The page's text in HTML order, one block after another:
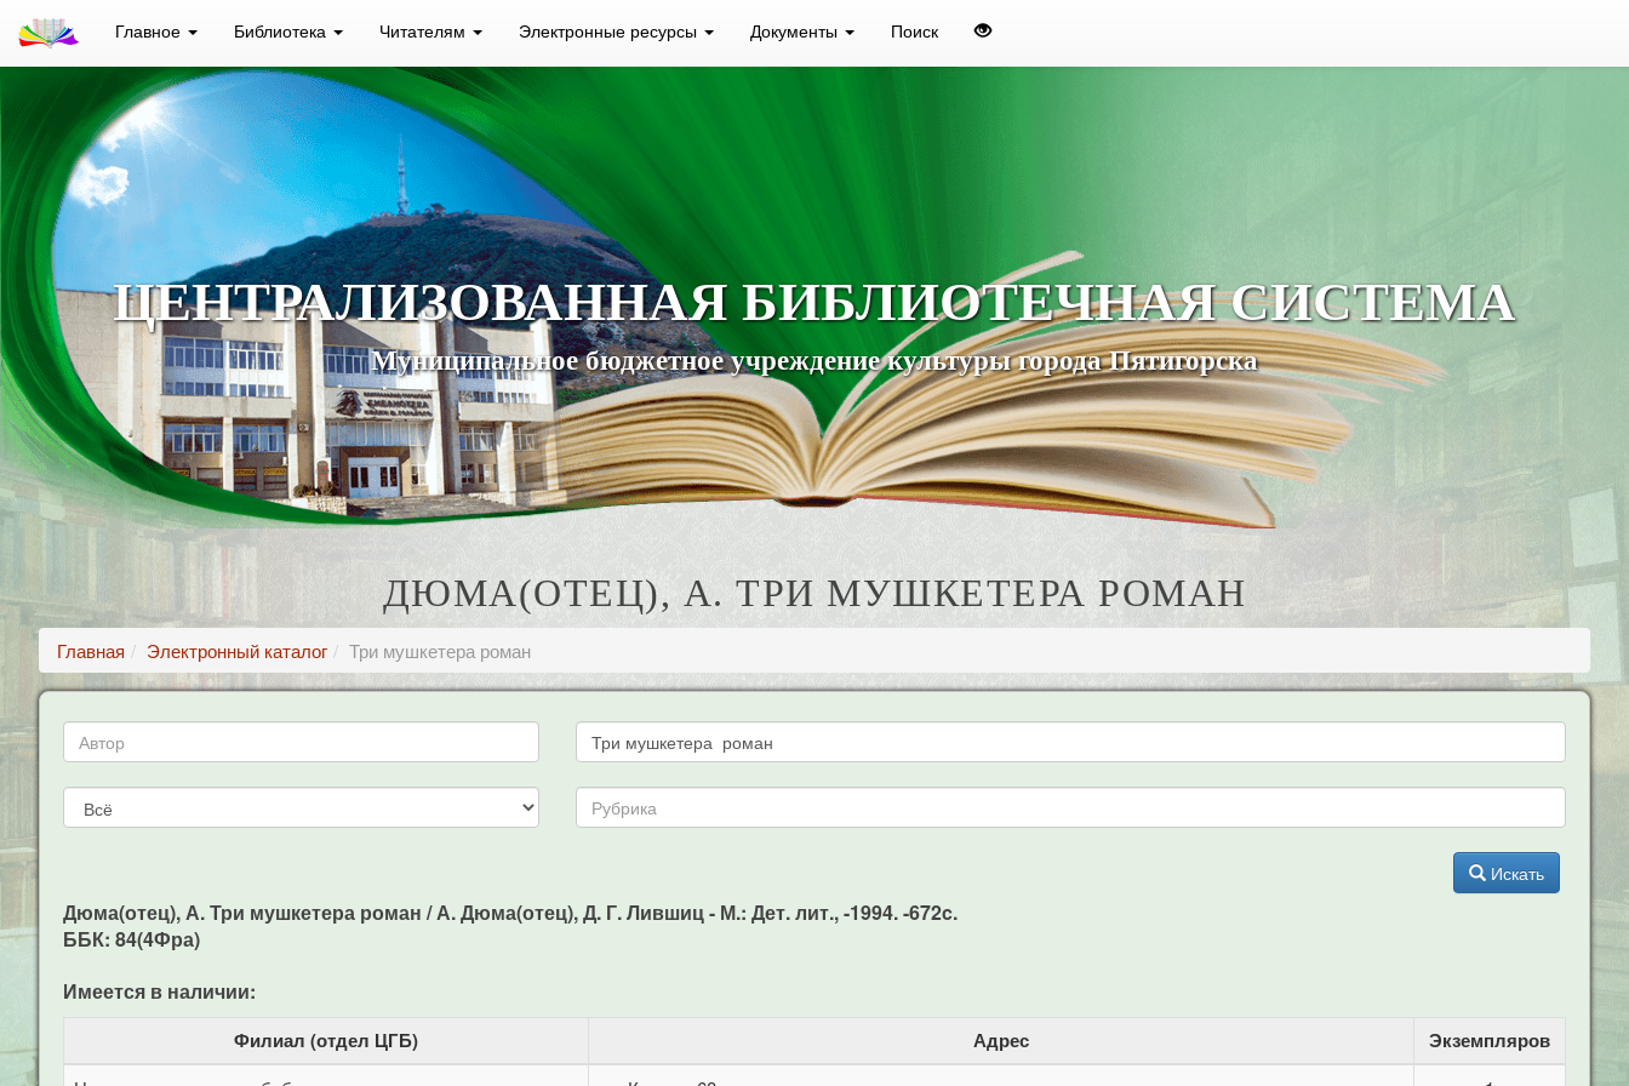
Главное Библиотека Читателям Электронные ресурсы Документы Поиск
ЦЕНТРАЛИЗОВАННАЯ БИБЛИОТЕЧНАЯ СИСТЕМА
Муниципальное бюджетное учреждение культуры города Пятигорска
ДЮМА(ОТЕЦ), А. ТРИ МУШКЕТЕРА РОМАН
Главная Электронный каталог Три мушкетера роман
Искать
Дюма(отец), А. Три мушкетера роман / А. Дюма(отец), Д. Г. Лившиц - М.: Дет. лит., -1994. -672c.
ББК: 84(4Фра)
Имеется в наличии:
Филиал (отдел ЦГБ) Адрес Экземпляров